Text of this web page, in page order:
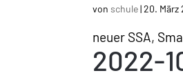
von schule|20. März
neuer SSA,
2022-